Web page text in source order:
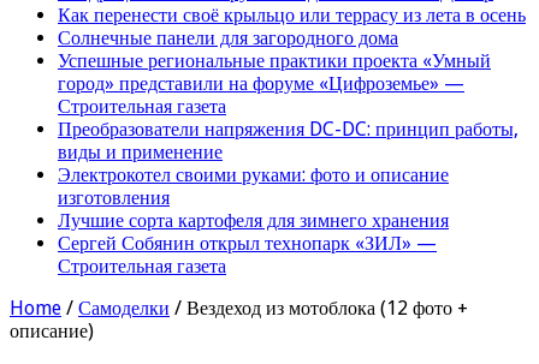
Как перенести своё крыльцо или террасу из лета в осень
Солнечные панели для загородного дома
Успешные региональные практики проекта «Умный
город» представили на форуме «Цифроземье» —
Строительная газета
Преобразователи напряжения DC-DC: принцип работы,
виды и применение
Электрокотел своими руками: фото и описание
изготовления
Лучшие сорта картофеля для зимнего хранения
Сергей Собянин открыл технопарк «ЗИЛ» —
Строительная газета
Home / Самоделки / Вездеход из мотоблока (12 фото +
описание)